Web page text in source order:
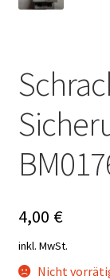
4,00 €
inkl. MwSt.
Nicht